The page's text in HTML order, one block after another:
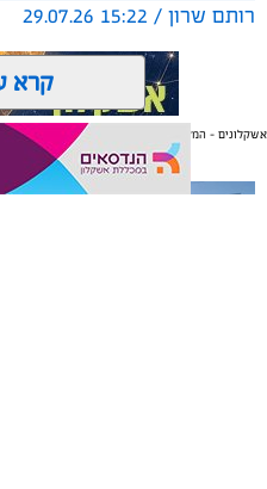
רותם שרון / 15:22 29.07.26
תגים:משטרת ישראל
קרא
אשקלונים - המקומון היומי של אשקלון באינטרנט
אולי